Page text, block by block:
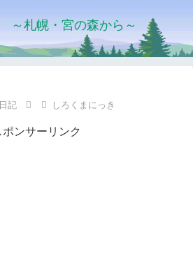
～札幌・宮の森から～
記 しろくまにっき
ポンサーリンク